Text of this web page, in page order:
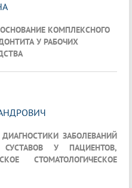
КОМПЛЕКСНОГО
У РАБОЧИХ
ЗАБОЛЕВАНИЙ
СУСТАВОВ У ПАЦИЕНТОВ,
СТОМАТОЛОГИЧЕСКОЕ